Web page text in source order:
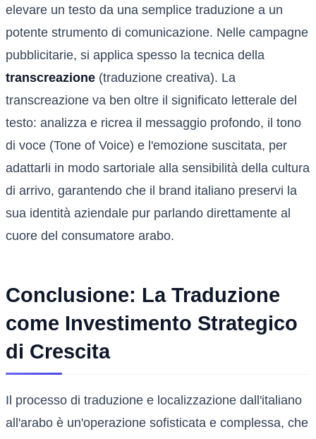
elevare un testo da una semplice traduzione a un
potente strumento di comunicazione. Nelle campagne
pubblicitarie, si applica spesso la tecnica della
transcreazione (traduzione creativa). La
transcreazione va ben oltre il significato letterale del
testo: analizza e ricrea il messaggio profondo, il tono
di voce (Tone of Voice) e l'emozione suscitata, per
adattarli in modo sartoriale alla sensibilità della cultura
di arrivo, garantendo che il brand italiano preservi la
sua identità aziendale pur parlando direttamente al
cuore del consumatore arabo.
Conclusione: La Traduzione
come Investimento Strategico
di Crescita
Il processo di traduzione e localizzazione dall'italiano
all'arabo è un'operazione sofisticata e complessa, che